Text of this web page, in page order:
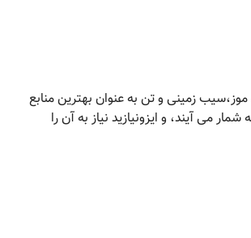
زمینی و تن به عنوان بهترین منابع
می آیند، و ایزونیازید نیاز به آن را